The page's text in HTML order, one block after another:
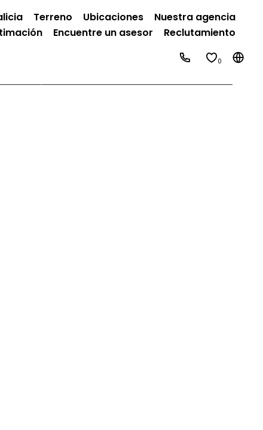
Terreno Ubicaciones
Nuestra agencia
Encuentre un asesor Reclutamiento
0